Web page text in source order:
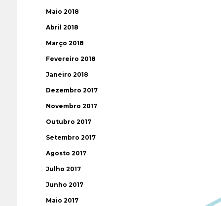
Maio 2018
Abril 2018
Março 2018
Fevereiro 2018
Janeiro 2018
Dezembro 2017
Novembro 2017
Outubro 2017
Setembro 2017
Agosto 2017
Julho 2017
Junho 2017
Maio 2017